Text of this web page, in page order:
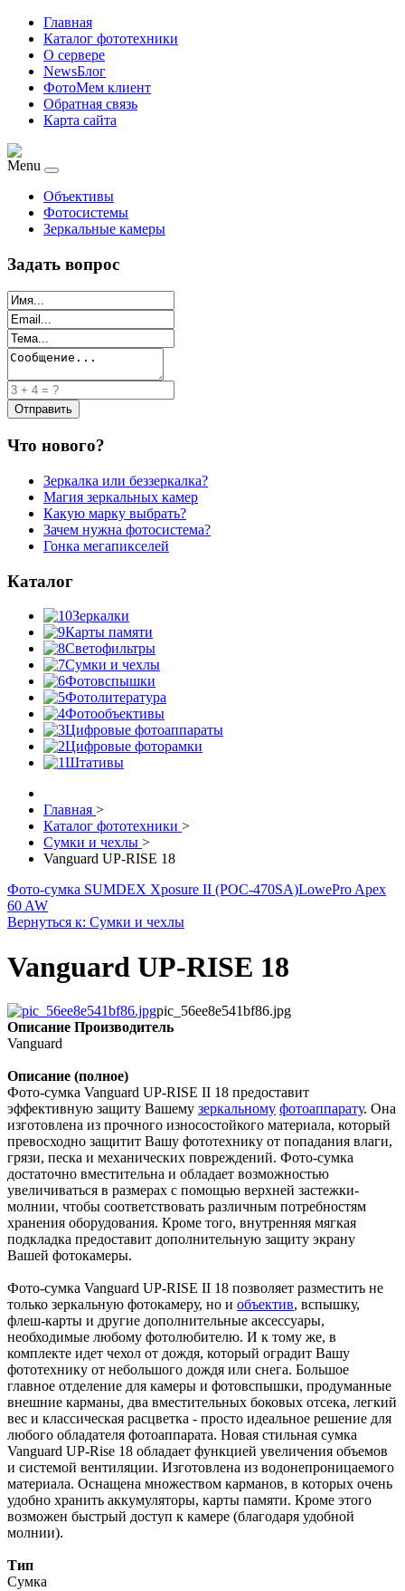
Главная
Каталог фототехники
О сервере
NewsБлог
ФотоМем клиент
Обратная связь
Карта сайта
Menu
Объективы
Фотосистемы
Зеркальные камеры
Задать вопрос
Что нового?
Зеркалка или беззеркалка?
Магия зеркальных камер
Какую марку выбрать?
Зачем нужна фотосистема?
Гонка мегапикселей
Каталог
Зеркалки
Карты памяти
Светофильтры
Сумки и чехлы
Фотовспышки
Фотолитература
Фотообъективы
Цифровые фотоаппараты
Цифровые фоторамки
Штативы
Главная >
Каталог фототехники >
Сумки и чехлы >
Vanguard UP-RISE 18
Фото-сумка SUMDEX Xposure II (POC-470SA)LowePro Apex
60 AW
Вернуться к: Сумки и чехлы
Vanguard UP-RISE 18
pic_56ee8e541bf86.jpg
Описание Производитель
Vanguard
Описание (полное)
Фото-сумка Vanguard UP-RISE II 18 предоставит
эффективную защиту Вашему зеркальному фотоаппарату. Она
изготовлена из прочного износостойкого материала, который
превосходно защитит Вашу фототехнику от попадания влаги,
грязи, песка и механических повреждений. Фото-сумка
достаточно вместительна и обладает возможностью
увеличиваться в размерах с помощью верхней застежки-
молнии, чтобы соответствовать различным потребностям
хранения оборудования. Кроме того, внутренняя мягкая
подкладка предоставит дополнительную защиту экрану
Вашей фотокамеры.
Фото-сумка Vanguard UP-RISE II 18 позволяет разместить не
только зеркальную фотокамеру, но и объектив, вспышку,
флеш-карты и другие дополнительные аксессуары,
необходимые любому фотолюбителю. И к тому же, в
комплекте идет чехол от дождя, который оградит Вашу
фототехнику от небольшого дождя или снега. Большое
главное отделение для камеры и фотовспышки, продуманные
внешние карманы, два вместительных боковых отсека, легкий
вес и классическая расцветка - просто идеальное решение для
любого обладателя фотоаппарата. Новая стильная сумка
Vanguard UP-Rise 18 обладает функцией увеличения объемов
и системой вентиляции. Изготовлена из водонепроницаемого
материала. Оснащена множеством карманов, в которых очень
удобно хранить аккумуляторы, карты памяти. Кроме этого
возможен быстрый доступ к камере (благодаря удобной
молнии).
Тип
Сумка